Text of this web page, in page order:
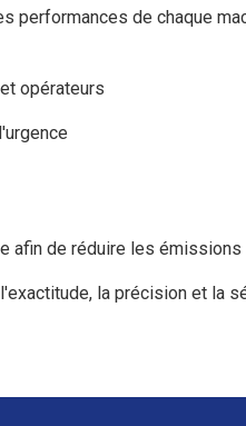
performances de chaque
opérateurs
afin de réduire les
la précision et la